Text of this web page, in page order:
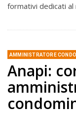
formativi dedicati al
AMMINISTRATORE
Anapi: